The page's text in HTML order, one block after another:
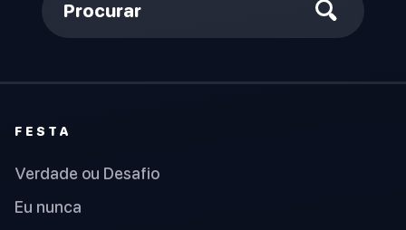
Procurar
FESTA
Verdade ou Desafio
Eu nunca